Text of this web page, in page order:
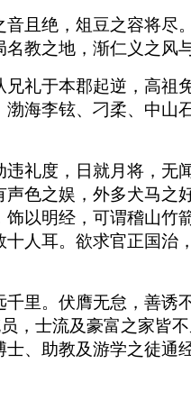
且绝，俎豆之容将尽
教之地，渐仁义之风
礼于本郡起逆，高祖
海李铉、刁柔、中山
礼度，日就月将，无
色之娱，外多犬马之
以明经，可谓稽山竹
人耳。欲求官正国治
里。伏膺无怠，善诱
，士流及豪富之家皆
、助教及游学之徒通